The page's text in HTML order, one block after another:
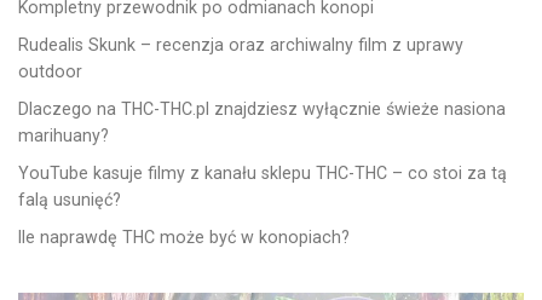
Kompletny przewodnik po odmianach konopi
Rudealis Skunk – recenzja oraz archiwalny film z uprawy
outdoor
Dlaczego na THC-THC.pl znajdziesz wyłącznie świeże nasiona
marihuany?
YouTube kasuje filmy z kanału sklepu THC-THC – co stoi za tą
falą usunięć?
Ile naprawdę THC może być w konopiach?